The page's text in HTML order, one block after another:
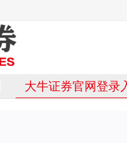
大牛证券官网登录